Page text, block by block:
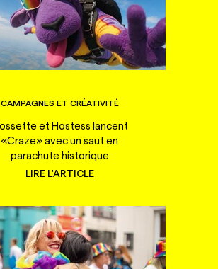
CAMPAGNES ET CRÉATIVITÉ
et Hostess lancent
«Craze» avec un saut en
parachute historique
LIRE L'ARTICLE